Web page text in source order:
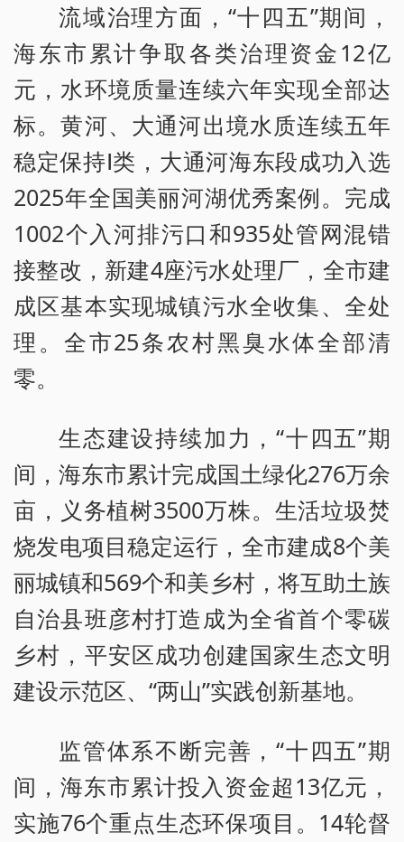
流域治理方面，“十四五”期间，
海东市累计争取各类治理资金12亿
元，水环境质量连续六年实现全部达
标。黄河、大通河出境水质连续五年
稳定保持Ⅰ类，大通河海东段成功入选
2025年全国美丽河湖优秀案例。完成
1002个入河排污口和935处管网混错
接整改，新建4座污水处理厂，全市建
成区基本实现城镇污水全收集、全处
理。全市25条农村黑臭水体全部清
零。
生态建设持续加力，“十四五”期
间，海东市累计完成国土绿化276万余
亩，义务植树3500万株。生活垃圾焚
烧发电项目稳定运行，全市建成8个美
丽城镇和569个和美乡村，将互助土族
自治县班彦村打造成为全省首个零碳
乡村，平安区成功创建国家生态文明
建设示范区、“两山”实践创新基地。
监管体系不断完善，“十四五”期
间，海东市累计投入资金超13亿元，
实施76个重点生态环保项目。14轮督